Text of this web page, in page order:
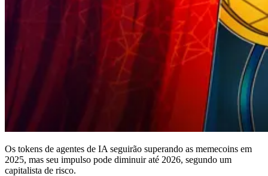
Os tokens de agentes de IA seguirão superando as memecoins em
2025, mas seu impulso pode diminuir até 2026, segundo um
capitalista de risco.